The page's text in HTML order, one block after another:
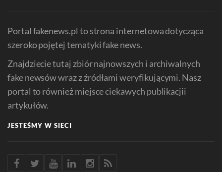
Portal fakenews.pl to strona internetowa dotycząca
szeroko pojętej tematyki fake news.
Znajdziecie tutaj zbiór najnowszych i archiwalnych
fake newsów wraz z źródłami weryfikującymi. Nasz
portal to również miejsce ciekawych publikacjii
artykułów.
JESTEŚMY W SIECI